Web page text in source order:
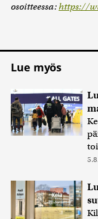
osoitteessa:https://
Lue myös